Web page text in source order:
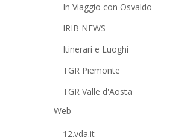
In Viaggio con Osvaldo
IRIB NEWS
Itinerari e Luoghi
TGR Piemonte
TGR Valle d'Aosta
Web
12.vda.it